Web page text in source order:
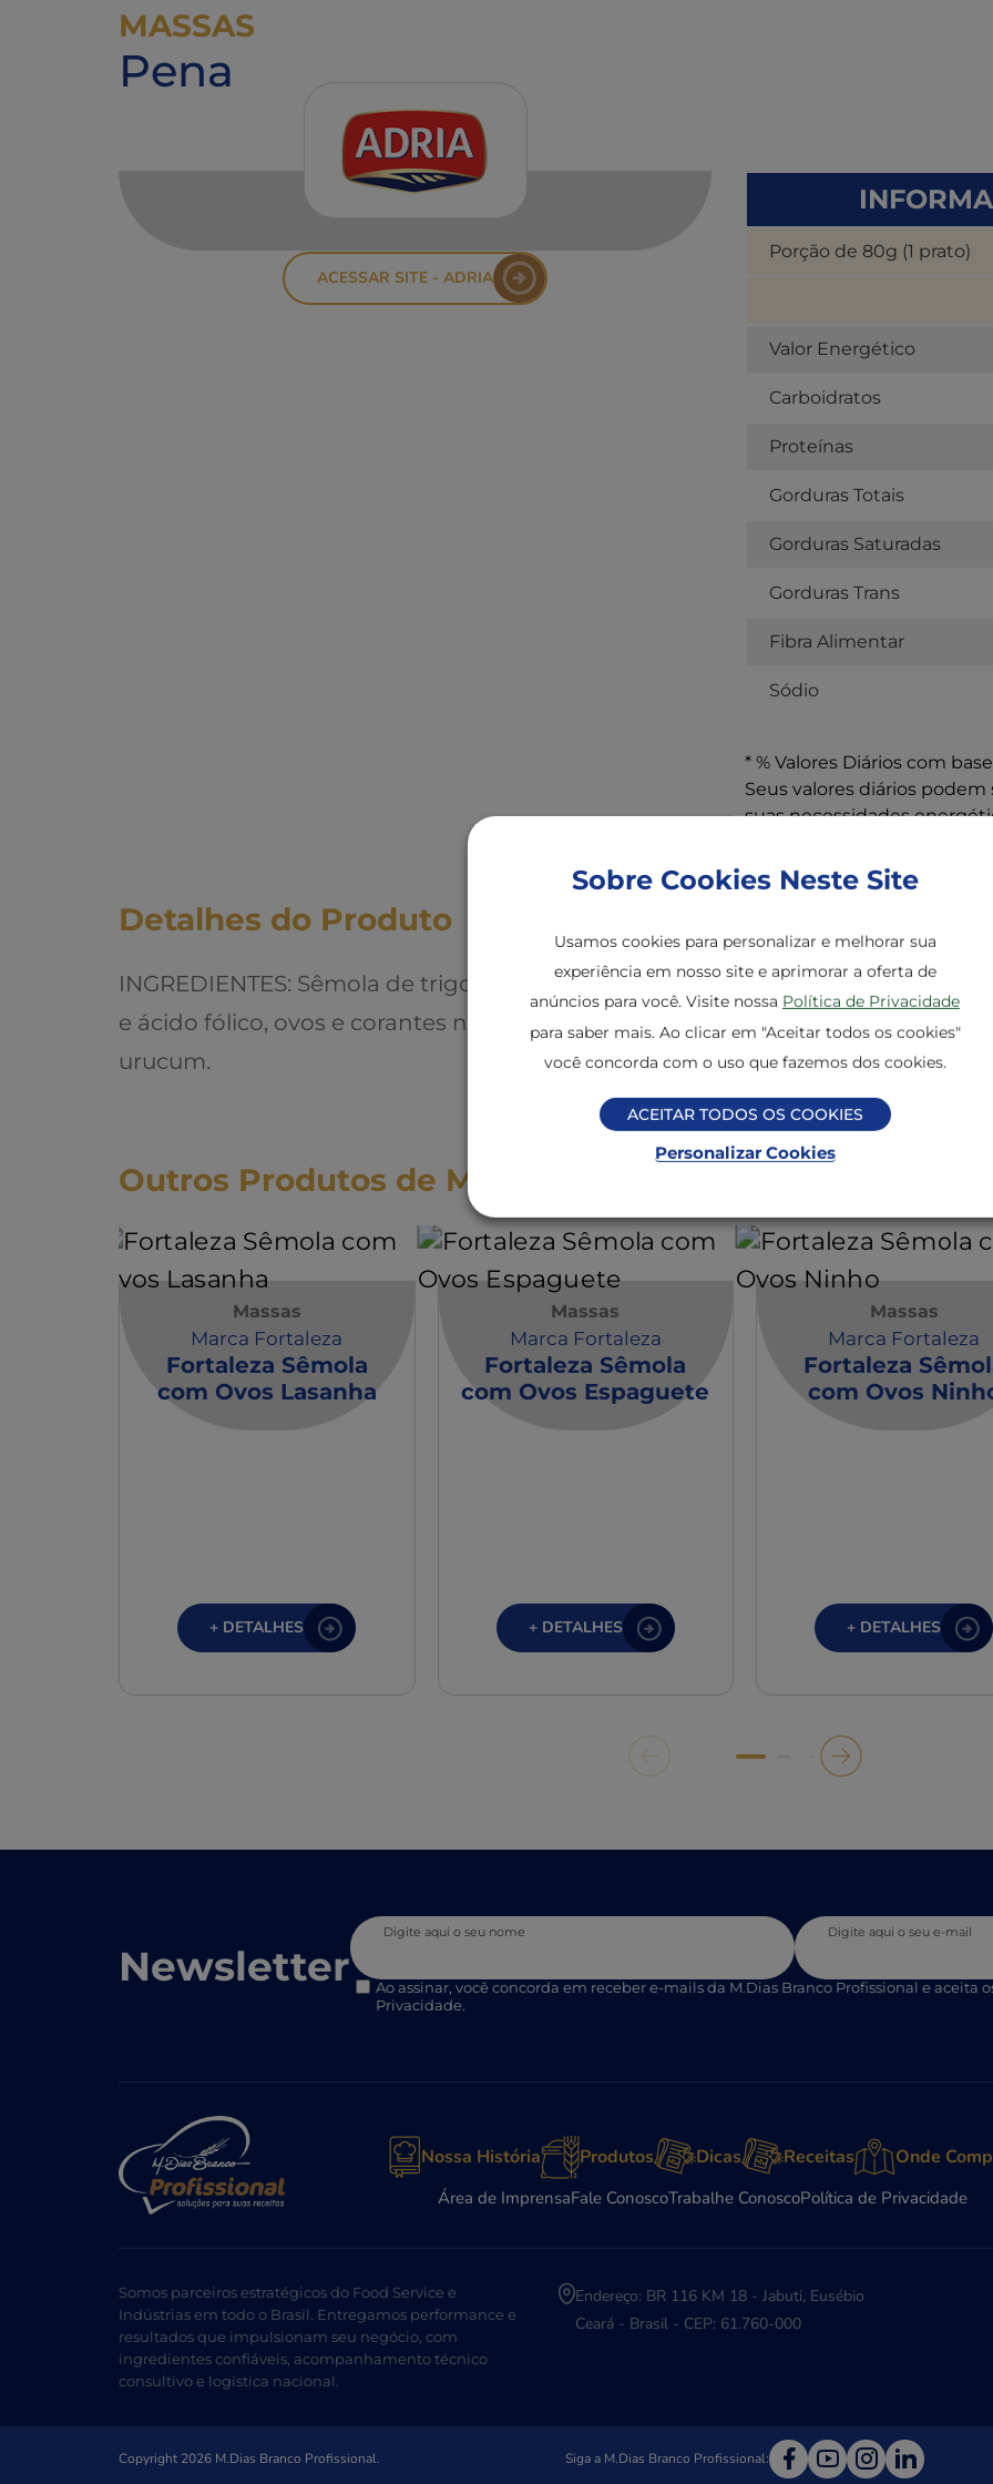
MASSAS
Pena
ACESSAR SITE - ADRIA
Porção de 80g (1 prato)
Valor Energético
Carboidratos
Proteínas
Gorduras Totais
Gorduras Saturadas
Gorduras Trans
Fibra Alimentar
Sódio
* % Valores Diários com
Seus valores diários
suas necessidades
Detalhes do Produto
INGREDIENTES: Sêmola de trigo enriquecida com ferro
e ácido fólico, ovos e corantes naturais: cúrcuma e
urucum.
CONTÉM GLÚTEN.
DERIVADOS DE
CEVADA E SOJA.
Outros Produtos de Massas
Massas
Marca Fortaleza
Fortaleza Sêmola
com Ovos Lasanha
+ DETALHES
Massas
Marca Fortaleza
Fortaleza Sêmola
com Ovos Espaguete
+ DETALHES
Massas
Marca Fortaleza
Fortaleza
com Ovos
+ DETALHES
Newsletter
Digite aqui o seu nome Digite aqui o seu e-mail
Ao assinar, você concorda em receber e-mails da M.Dias Branco Profissional e aceita
Privacidade.
Nossa História Produtos Dicas Receitas Onde
Área de ImprensaFale ConoscoTrabalhe ConoscoPolítica de Privacidade
Somos parceiros estratégicos do Food Service e
Indústrias em todo o Brasil. Entregamos performance e
resultados que impulsionam seu negócio, com
ingredientes confiáveis, acompanhamento técnico
consultivo e logística nacional.
Endereço: BR 116 KM 18 - Jabuti, Eusébio
Ceará - Brasil - CEP: 61.760-000
Copyright 2026 M.Dias Branco Profissional. Siga a M.Dias Branco Profissional:
Sobre Cookies Neste Site
Usamos cookies para personalizar e melhorar sua
experiência em nosso site e aprimorar a oferta de
anúncios para você. Visite nossa Política de Privacidade
para saber mais. Ao clicar em "Aceitar todos os cookies"
você concorda com o uso que fazemos dos cookies.
ACEITAR TODOS OS COOKIES
Personalizar Cookies